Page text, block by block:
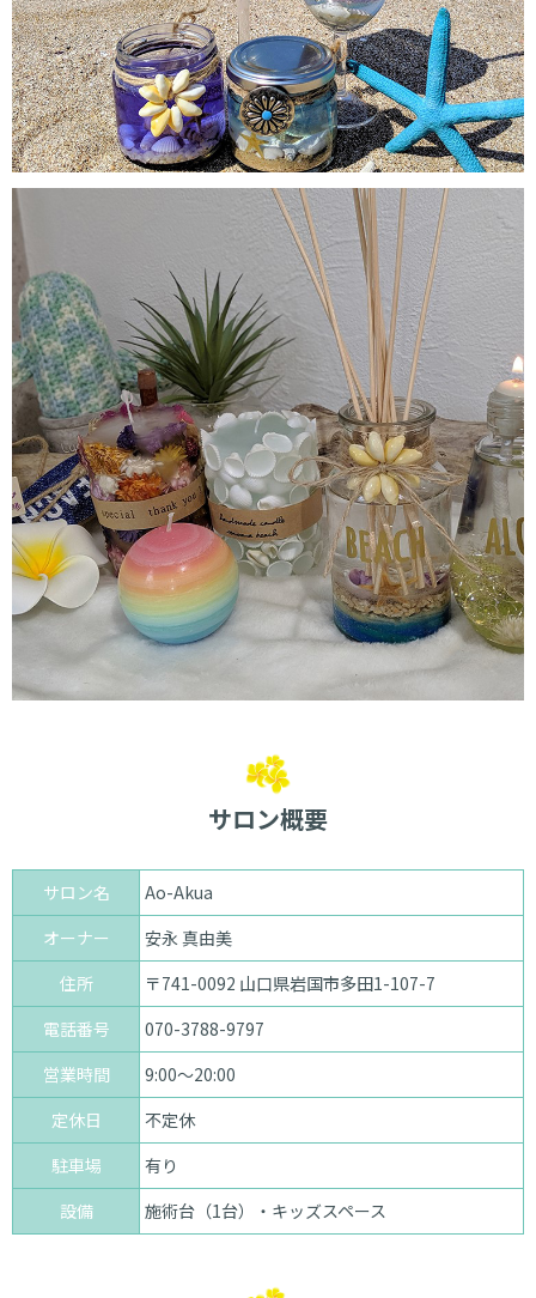
サロン概要
サロン名
Ao-Akua
オーナー
安永 真由美
住所
〒741-0092 山口県岩国市多田1-107-7
電話番号
070-3788-9797
営業時間
9:00～20:00
定休日
不定休
駐車場
有り
設備
施術台（1台）・キッズスペース